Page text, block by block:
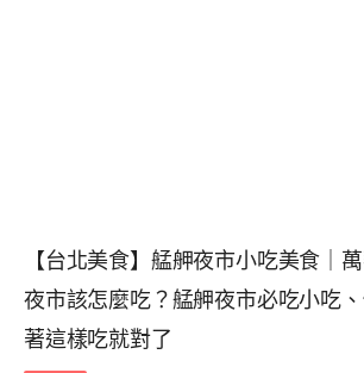
【台北美食】艋舺夜市小吃美食｜
夜市該怎麼吃？艋舺夜市必吃小吃
著這樣吃就對了